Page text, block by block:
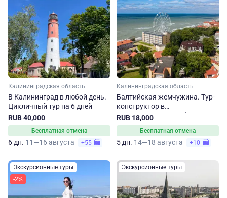
Калининградская область
В Калининград в любой день.
Цикличный тур на 6 дней
RUB 40,000
Бесплатная отмена
6 дн. 11—16 августа +55
Калининградская область
Балтийская жемчужина. Тур-
конструктор в
Калининградскую область
RUB 18,000
Бесплатная отмена
5 дн. 14—18 августа +10
Экскурсионные туры
-2%
Экскурсионные туры